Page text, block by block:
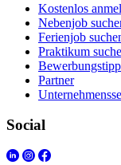
Kostenlos
Nebenjob
Ferienjob
Praktikum
Partner
Social